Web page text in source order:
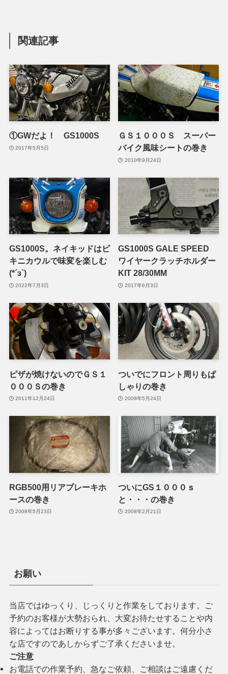
関連記事
①GWだよ！ GS1000S
2017年5月5日
ＧＳ１０００Ｓ スーパー
バイク風味シートの巻き
2010年9月24日
GS1000S。ネイキッドはビ
キニカウルで味変を楽しむ
(*´з`)
2022年7月3日
GS1000S GALE SPEED
ワイヤークラッチホルダー
KIT 28/30MM
2017年6月3日
ピザが焼けないのでＧＳ１
０００Ｓの巻き
2011年12月24日
ついでにフロント周りもぱ
しゃりの巻き
2008年5月24日
RGB500用リアブレーキホ
ースの巻き
2008年5月23日
ついにGS１０００ｓ
と・・・の巻き
2008年2月21日
お願い
当店ではゆっくり、じっくりと作業をしております。ご
予約のお客様が大勢おられ、大変お待たせすることや内
容によってはお断りする事が多々ございます。何分小さ
な店ですのであしからずご了承くださいませ。
ご注意
お電話での作業予約、急なご依頼、ご相談はご遠慮くだ